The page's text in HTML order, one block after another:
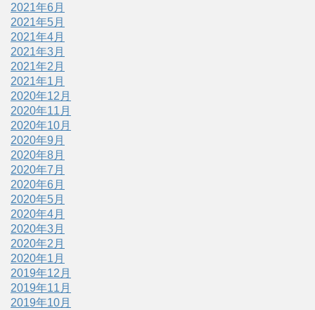
2021年6月
2021年5月
2021年4月
2021年3月
2021年2月
2021年1月
2020年12月
2020年11月
2020年10月
2020年9月
2020年8月
2020年7月
2020年6月
2020年5月
2020年4月
2020年3月
2020年2月
2020年1月
2019年12月
2019年11月
2019年10月